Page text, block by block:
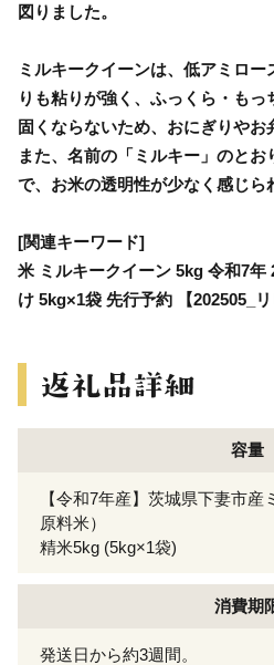
図りました。
ミルキークイーンは、低アミロ
りも粘りが強く、ふっくら・も
固くならないため、おにぎりやお
また、名前の「ミルキー」のと
で、お米の透明性が少なく感じら
[関連キーワード]
米 ミルキークイーン 5kg 令和7年
け 5kg×1袋 先行予約 【202505_
容量
【令和7年産】茨城県下妻市
原料米）
精米5kg (5kg×1袋)
消費期
発送日から約3週間。